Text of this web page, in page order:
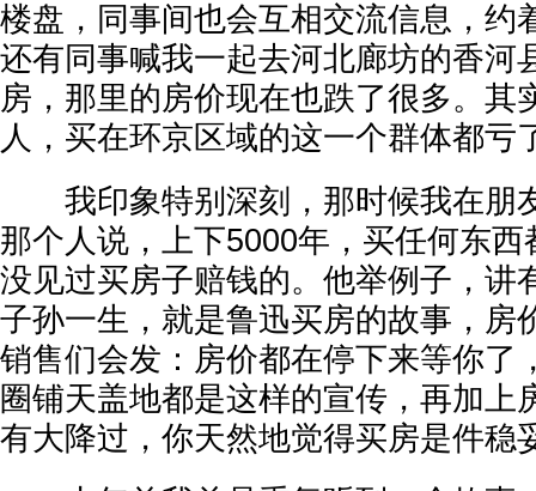
楼盘，同事间也会互相交流信息，约
还有同事喊我一起去河北廊坊的香河
房，那里的房价现在也跌了很多。其
人，买在环京区域的这一个群体都亏
我印象特别深刻，那时候我在朋
那个人说，上下5000年，买任何东
没见过买房子赔钱的。他举例子，讲
子孙一生，就是鲁迅买房的故事，房
销售们会发：房价都在停下来等你了
圈铺天盖地都是这样的宣传，再加上
有大降过，你天然地觉得买房是件稳